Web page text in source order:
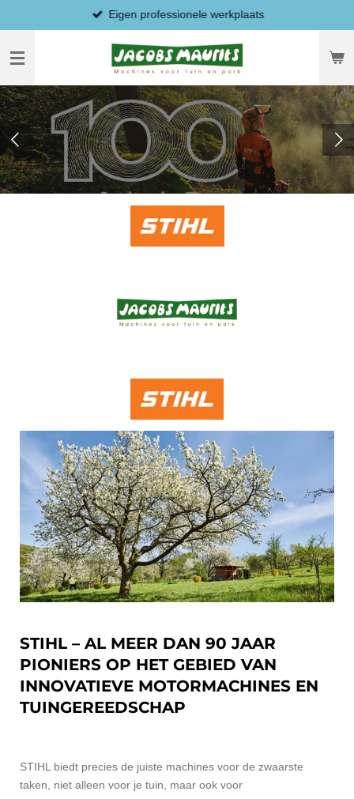
direct
naar
hoofdinhoud
Eigen professionele werkplaats
STIHL – AL MEER DAN 90 JAAR
PIONIERS OP HET GEBIED VAN
INNOVATIEVE MOTORMACHINES EN
TUINGEREEDSCHAP
STIHL biedt precies de juiste machines voor de zwaarste
taken, niet alleen voor je tuin, maar ook voor